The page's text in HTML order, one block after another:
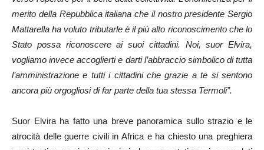
merito della Repubblica italiana che il nostro presidente Sergio
Mattarella ha voluto tributarle è il più alto riconoscimento che lo
Stato possa riconoscere ai suoi cittadini. Noi, suor Elvira,
vogliamo invece accoglierti e darti l’abbraccio simbolico di tutta
l’amministrazione e tutti i cittadini che grazie a te si sentono
ancora più orgogliosi di far parte della tua stessa Termoli”.
Suor Elvira ha fatto una breve panoramica sullo strazio e le
atrocità delle guerre civili in Africa e ha chiesto una preghiera